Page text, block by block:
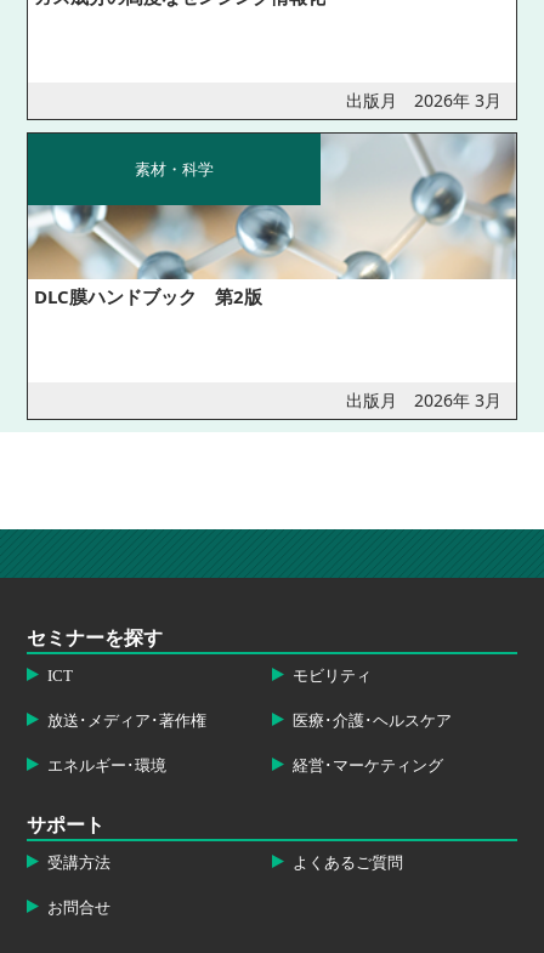
出版月 2026年 3月
素材・科学
DLC膜ハンドブック 第2版
出版月 2026年 3月
セミナーを探す
ICT モビリティ
放送･メディア･著作権 医療･介護･ヘルスケア
エネルギー･環境 経営･マーケティング
サポート
受講方法 よくあるご質問
お問合せ